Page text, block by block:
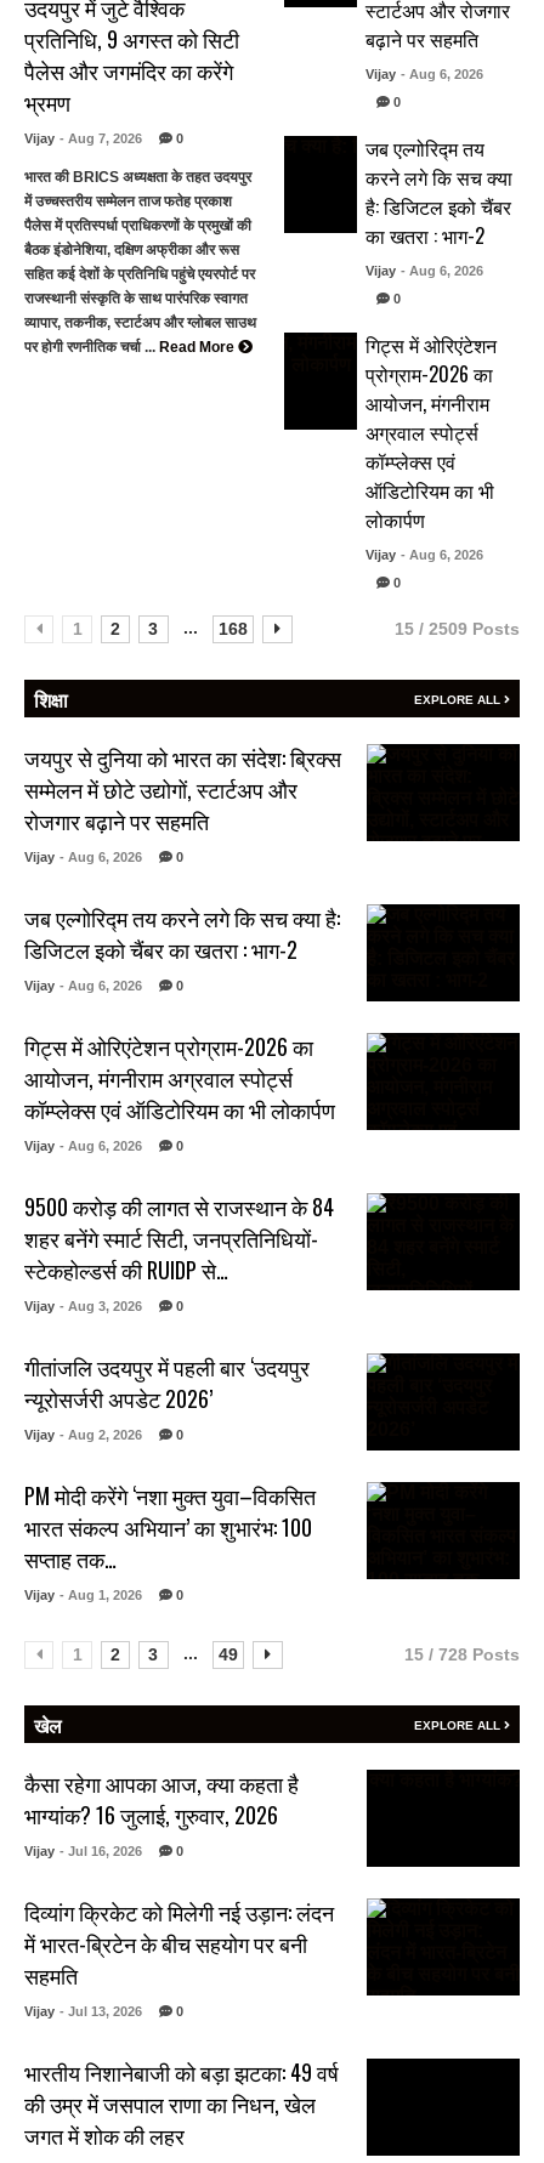
उदयपुर में जुटे वैश्विक
प्रतिनिधि, 9 अगस्त को सिटी
पैलेस और जगमंदिर का करेंगे
भ्रमण
Vijay - Aug 7, 2026 0
भारत की BRICS अध्यक्षता के तहत उदयपुर
में उच्चस्तरीय सम्मेलन ताज फतेह प्रकाश
पैलेस में प्रतिस्पर्धा प्राधिकरणों के प्रमुखों की
बैठक इंडोनेशिया, दक्षिण अफ्रीका और रूस
सहित कई देशों के प्रतिनिधि पहुंचे एयरपोर्ट पर
राजस्थानी संस्कृति के साथ पारंपरिक स्वागत
व्यापार, तकनीक, स्टार्टअप और ग्लोबल साउथ
पर होगी रणनीतिक चर्चा ... Read More
स्टार्टअप और रोजगार
बढ़ाने पर सहमति
Vijay - Aug 6, 2026
0
जब एल्गोरिद्म तय
करने लगे कि सच क्या
है: डिजिटल इको चैंबर
का खतरा : भाग-2
Vijay - Aug 6, 2026
0
गिट्स में ओरिएंटेशन
प्रोग्राम-2026 का
आयोजन, मंगनीराम
अग्रवाल स्पोर्ट्स
कॉम्प्लेक्स एवं
ऑडिटोरियम का भी
लोकार्पण
Vijay - Aug 6, 2026
0
1 2 3 ... 168 15 / 2509 Posts
शिक्षा EXPLORE ALL
जयपुर से दुनिया को भारत का संदेश: ब्रिक्स
सम्मेलन में छोटे उद्योगों, स्टार्टअप और
रोजगार बढ़ाने पर सहमति
Vijay - Aug 6, 2026 0
जब एल्गोरिद्म तय करने लगे कि सच क्या है:
डिजिटल इको चैंबर का खतरा : भाग-2
Vijay - Aug 6, 2026 0
गिट्स में ओरिएंटेशन प्रोग्राम-2026 का
आयोजन, मंगनीराम अग्रवाल स्पोर्ट्स
कॉम्प्लेक्स एवं ऑडिटोरियम का भी लोकार्पण
Vijay - Aug 6, 2026 0
₹9500 करोड़ की लागत से राजस्थान के 84
शहर बनेंगे स्मार्ट सिटी, जनप्रतिनिधियों-
स्टेकहोल्डर्स की RUIDP से…
Vijay - Aug 3, 2026 0
गीतांजलि उदयपुर में पहली बार ‘उदयपुर
न्यूरोसर्जरी अपडेट 2026’
Vijay - Aug 2, 2026 0
PM मोदी करेंगे ‘नशा मुक्त युवा–विकसित
भारत संकल्प अभियान’ का शुभारंभ: 100
सप्ताह तक…
Vijay - Aug 1, 2026 0
1 2 3 ... 49 15 / 728 Posts
खेल EXPLORE ALL
कैसा रहेगा आपका आज, क्या कहता है
भाग्यांक? 16 जुलाई, गुरुवार, 2026
Vijay - Jul 16, 2026 0
दिव्यांग क्रिकेट को मिलेगी नई उड़ान: लंदन
में भारत-ब्रिटेन के बीच सहयोग पर बनी
सहमति
Vijay - Jul 13, 2026 0
भारतीय निशानेबाजी को बड़ा झटका: 49 वर्ष
की उम्र में जसपाल राणा का निधन, खेल
जगत में शोक की लहर